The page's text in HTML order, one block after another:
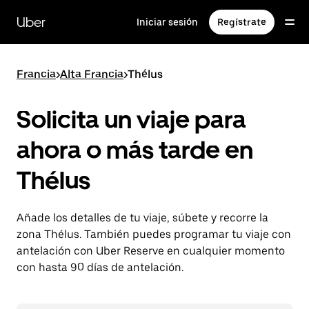
contenido
principal
Uber Iniciar sesión Regístrate
Francia>Alta Francia>Thélus
Solicita un viaje para
ahora o más tarde en
Thélus
Añade los detalles de tu viaje, súbete y recorre la
zona Thélus. También puedes programar tu viaje con
antelación con Uber Reserve en cualquier momento
con hasta 90 días de antelación.